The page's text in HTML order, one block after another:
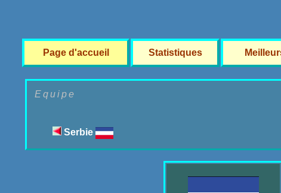
Page d'accueil Statistiques
Equipe
Serbie